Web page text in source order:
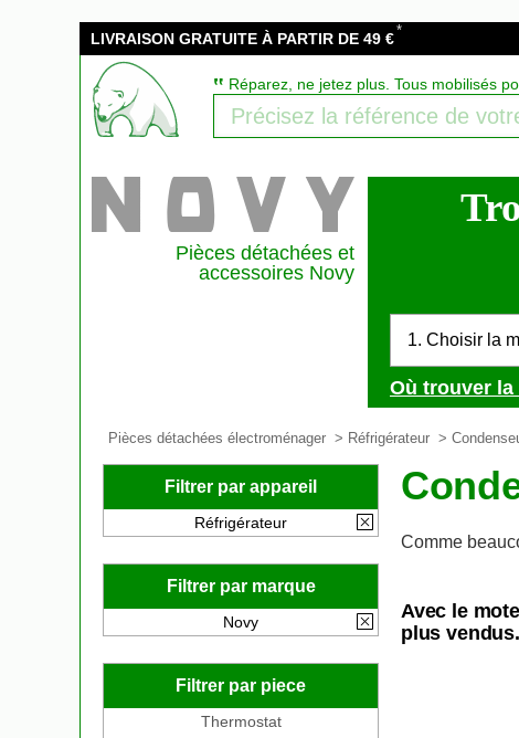
LIVRAISON GRATUITE À PARTIR DE 49 €*
‟ Réparez, ne jetez plus. Tous mobilisés
Pièces détachées et
accessoires Novy
1. Choisir la
Où trouver
Pièces détachées électroménager > Réfrigérateur >
Filtrer par appareil
Réfrigérateur
Filtrer par marque
Novy
Filtrer par piece
Thermostat
Comme
Avec le
plus vendus.